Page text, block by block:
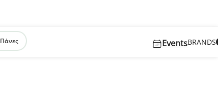
Πάνες EventsBRANDS